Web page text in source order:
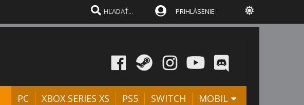
PRIHLÁSENIE
PC XBOX SERIES XS PS5 SWITCH MOBIL